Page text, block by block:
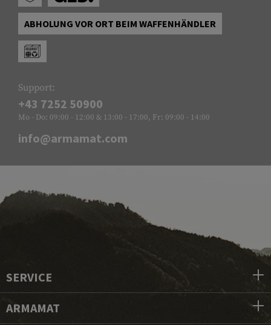
ABHOLUNG VOR ORT BEIM WAFFENHÄNDLER
Support:
+43 7252 50900
Mo - Do: 09:00 - 12:00 & 13:00 - 17:00, Fr: 09:00 - 14:00
info@armamat.com
SERVICE
ARMAMAT